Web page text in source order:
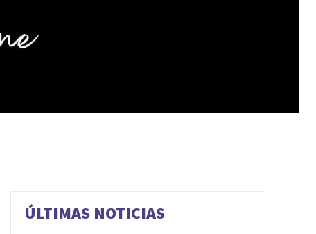
ÚLTIMAS NOTICIAS